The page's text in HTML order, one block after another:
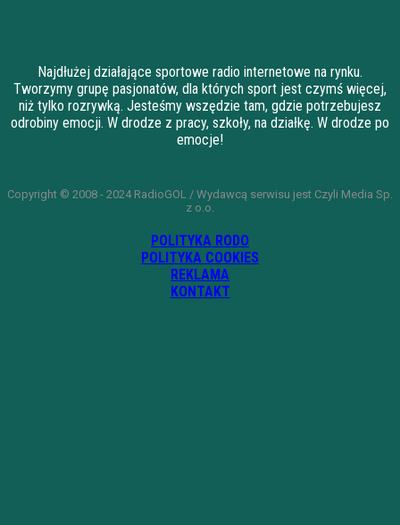
Najdłużej działające sportowe radio internetowe na rynku.
Tworzymy grupę pasjonatów, dla których sport jest czymś więcej,
niż tylko rozrywką. Jesteśmy wszędzie tam, gdzie potrzebujesz
odrobiny emocji. W drodze z pracy, szkoły, na działkę. W drodze po
emocje!
Copyright © 2008 - 2024 RadioGOL / Wydawcą serwisu jest Czyli Media Sp.
z o.o.
POLITYKA RODO
POLITYKA COOKIES
REKLAMA
KONTAKT